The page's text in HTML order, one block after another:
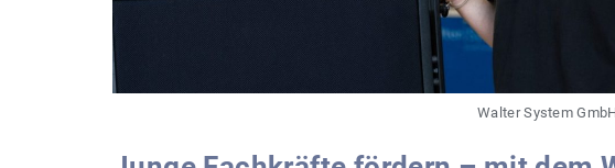
Walter System